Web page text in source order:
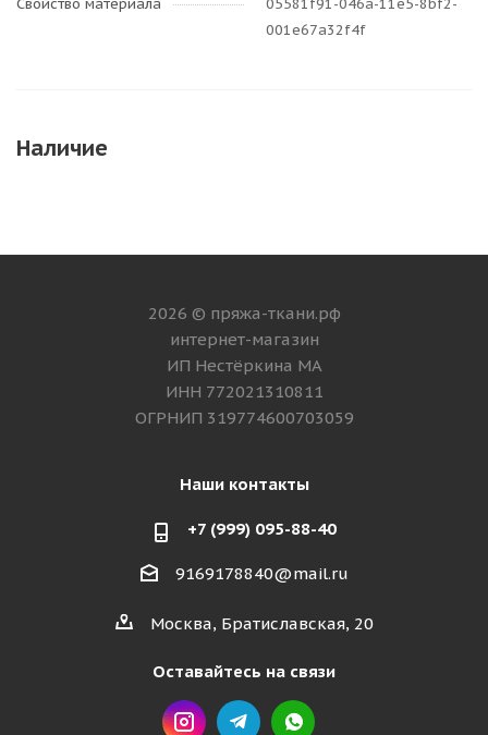
Свойство материала
05581f91-046a-11e5-8bf2-
001e67a32f4f
Наличие
2026 © пряжа-ткани.рф
интернет-магазин
ИП Нестёркина МА
ИНН 772021310811
ОГРНИП 319774600703059
Наши контакты
+7 (999) 095-88-40
9169178840@mail.ru
Москва, Братиславская, 20
Оставайтесь на связи